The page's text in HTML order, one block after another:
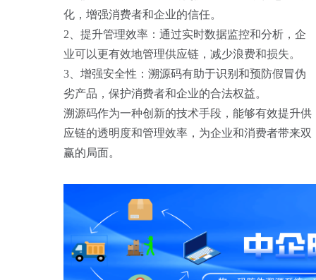
化，增强消费者和企业的信任。
2、提升管理效率：通过实时数据监控和分析，企
业可以更有效地管理供应链，减少浪费和损失。
3、增强安全性：溯源码有助于识别和预防假冒伪
劣产品，保护消费者和企业的合法权益。
溯源码作为一种创新的技术手段，能够有效提升供
应链的透明度和管理效率，为企业和消费者带来双
赢的局面。